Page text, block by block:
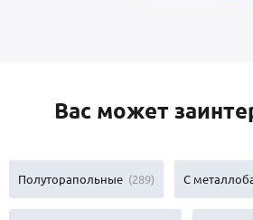
Вас может
Полуторапольные (289) С